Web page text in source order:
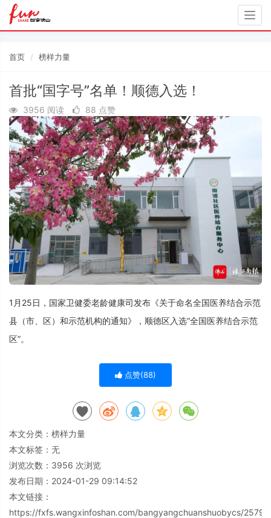
首页 榜样力量
首批“国字号”名单！顺德入选！
3956 阅读 88 点赞
1月25日，国家卫健委老龄健康司发布《关于命名全国医养结合示范
县（市、区）和示范机构的通知》，顺德区入选“全国医养结合示范
区”。
点赞(88)
本文分类： 榜样力量
本文标签：无
浏览次数： 3956 次浏览
发布日期：2024-01-29 09:14:52
本文链接：
https://fxfs.wangxinfoshan.com/bangyangchuanshuobycs/